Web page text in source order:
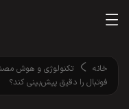
خانه تکنولوژی و هوش
فوتبال را دقیق پیش‌بینی کند؟